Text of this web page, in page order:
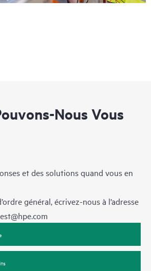
Nous Vous
et des solutions quand vous en
général, écrivez-nous à l’adresse